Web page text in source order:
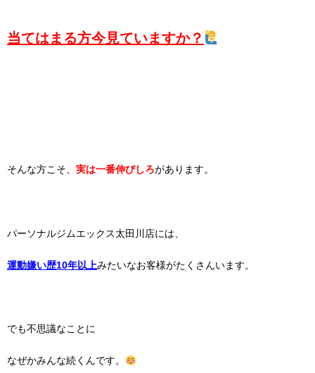
当てはまる方今見ていますか？
そんな方こそ、 実は一番伸びしろがあります。
パーソナルジムエックス太田川店には、
運動嫌い歴10年以上みたいなお客様がたくさんいます。
でも不思議なことに
なぜかみんな続くんです。